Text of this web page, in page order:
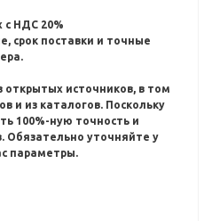
с НДС 20%
срок поставки и точные
открытых источников, в том
и из каталогов. Поскольку
100%-ную точность и
Обязательно уточняйте у
параметры.